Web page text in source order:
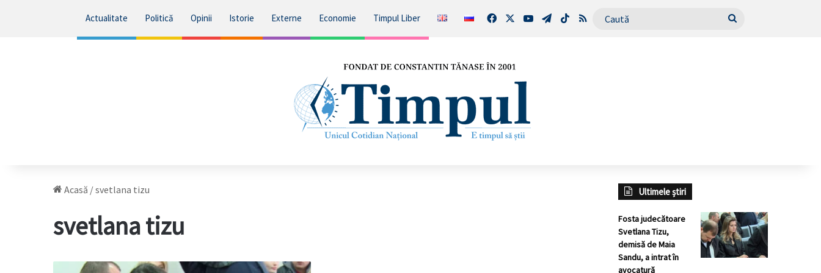
Actualitate Politică Opinii Istorie Externe Economie Timpul Liber FacebookYouTubeTelegram
TikTokRSS Caută
Acasă /svetlana tizu
svetlana tizu
Ultimele știri
Fosta judecătoare
Svetlana Tizu,
demisă de Maia
Sandu, a intrat în
avocatură